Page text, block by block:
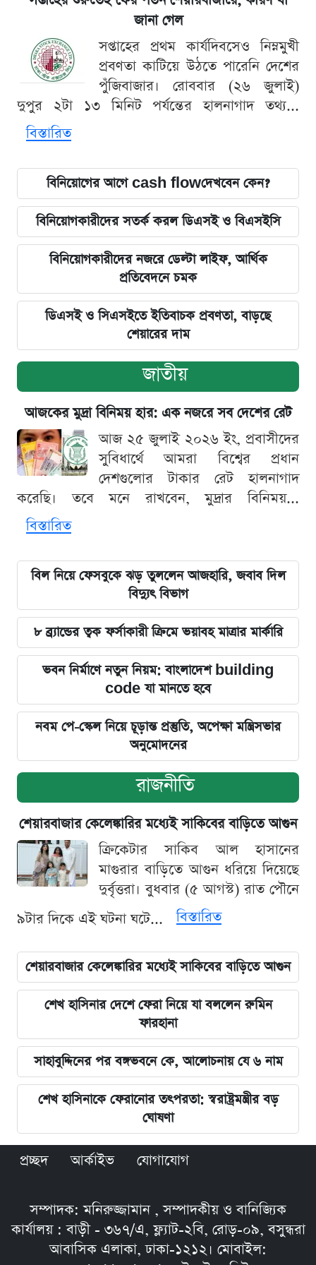
জানা গেল
সপ্তাহের প্রথম কার্যদিবসেও নিম্নমুখী
প্রবণতা কাটিয়ে উঠতে পারেনি দেশের
পুঁজিবাজার। রোববার (২৬ জুলাই)
দুপুর ২টা ১৩ মিনিট পর্যন্তের হালনাগাদ তথ্য...
বিস্তারিত
বিনিয়োগের আগে cash flowদেখবেন কেন?
বিনিয়োগকারীদের সতর্ক করল ডিএসই ও বিএসইসি
বিনিয়োগকারীদের নজরে ডেল্টা লাইফ, আর্থিক
প্রতিবেদনে চমক
ডিএসই ও সিএসইতে ইতিবাচক প্রবণতা, বাড়ছে
শেয়ারের দাম
জাতীয়
আজকের মুদ্রা বিনিময় হার: এক নজরে সব দেশের রেট
আজ ২৫ জুলাই ২০২৬ ইং, প্রবাসীদের
সুবিধার্থে আমরা বিশ্বের প্রধান
দেশগুলোর টাকার রেট হালনাগাদ
করেছি। তবে মনে রাখবেন, মুদ্রার বিনিময়...
বিস্তারিত
বিল নিয়ে ফেসবুকে ঝড় তুললেন আজহারি, জবাব দিল
বিদ্যুৎ বিভাগ
৮ ব্র্যান্ডের ত্বক ফর্সাকারী ক্রিমে ভয়াবহ মাত্রার মার্কারি
ভবন নির্মাণে নতুন নিয়ম: বাংলাদেশ building
code যা মানতে হবে
নবম পে-স্কেল নিয়ে চূড়ান্ত প্রস্তুতি, অপেক্ষা মন্ত্রিসভার
অনুমোদনের
রাজনীতি
শেয়ারবাজার কেলেঙ্কারির মধ্যেই সাকিবের বাড়িতে আগুন
ক্রিকেটার সাকিব আল হাসানের
মাগুরার বাড়িতে আগুন ধরিয়ে দিয়েছে
দুর্বৃত্তরা। বুধবার (৫ আগস্ট) রাত পৌনে
৯টার দিকে এই ঘটনা ঘটে...
বিস্তারিত
শেয়ারবাজার কেলেঙ্কারির মধ্যেই সাকিবের বাড়িতে আগুন
শেখ হাসিনার দেশে ফেরা নিয়ে যা বললেন রুমিন
ফারহানা
সাহাবুদ্দিনের পর বঙ্গভবনে কে, আলোচনায় যে ৬ নাম
শেখ হাসিনাকে ফেরানোর তৎপরতা: স্বরাষ্ট্রমন্ত্রীর বড়
ঘোষণা
প্রচ্ছদ আর্কাইভ যোগাযোগ
সম্পাদক: মনিরুজ্জামান , সম্পাদকীয় ও বানিজ্যিক
কার্যালয় : বাড়ী - ৩৬৭/এ, ফ্ল্যাট-২বি, রোড়-০৯, বসুন্ধরা
আবাসিক এলাকা, ঢাকা-১২১২। মোবাইল: